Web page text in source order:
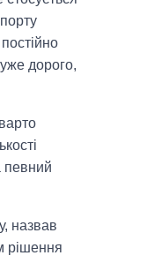
дорого,
певний
назвав
рішення